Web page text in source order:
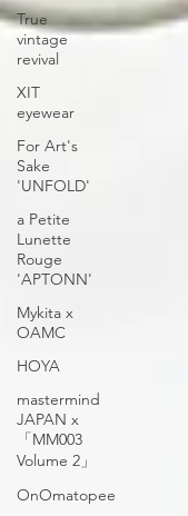
True
vintage
revival
XIT
eyewear
For Art's
Sake
'UNFOLD'
a Petite
Lunette
Rouge
'APTONN'
Mykita x
OAMC
HOYA
mastermind
JAPAN x
「MM003
Volume 2」
OnOmatopee